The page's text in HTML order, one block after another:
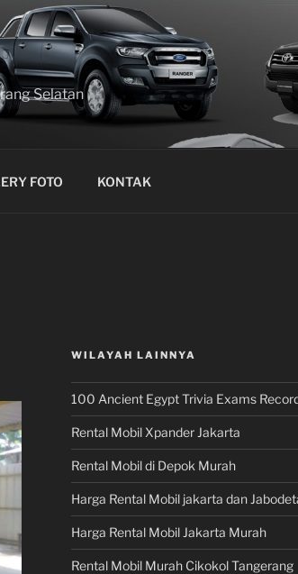
Selatan
FOTO KONTAK
WILAYAH LAINNYA
100 Ancient Egypt Trivia Exams
Rental Mobil Xpander Jakarta
Rental Mobil di Depok Murah
Harga Rental Mobil jakarta dan
Harga Rental Mobil Jakarta Murah
Rental Mobil Murah Cikokol Tangerang